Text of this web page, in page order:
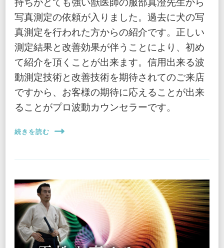
写真測定の依頼が入りました。過去に犬の写
真測定を行われた方からの紹介です。正しい
測定結果と改善効果が伴うことにより、初め
て紹介を頂くことが出来ます。信用出来る波
動測定技術と改善技術を期待されてのご来店
ですから、お客様の期待に応えることが出来
ることがプロ波動カウンセラーです。
続きを読む